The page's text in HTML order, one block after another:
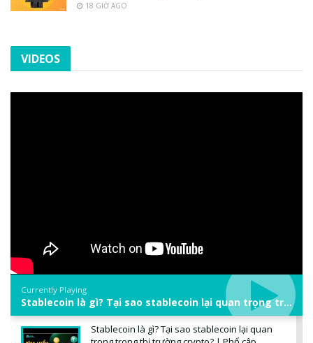
18 GIỜ AGO
VIDEOS
Currently Playing
Stablecoin là gì? Tại sao stablecoin lại quan trọng trong thị trường crypto? | Phổ cập Blockchain
Stablecoin là gì? Tại sao stablecoin lại quan